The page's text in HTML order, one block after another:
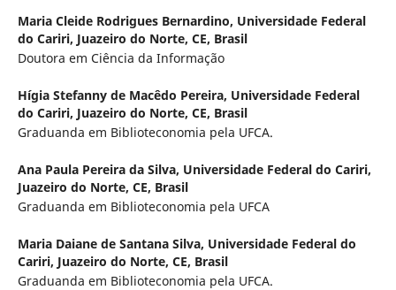
Maria Cleide Rodrigues Bernardino, Universidade Federal
do Cariri, Juazeiro do Norte, CE, Brasil
Doutora em Ciência da Informação
Hígia Stefanny de Macêdo Pereira, Universidade Federal
do Cariri, Juazeiro do Norte, CE, Brasil
Graduanda em Biblioteconomia pela UFCA.
Ana Paula Pereira da Silva, Universidade Federal do Cariri,
Juazeiro do Norte, CE, Brasil
Graduanda em Biblioteconomia pela UFCA
Maria Daiane de Santana Silva, Universidade Federal do
Cariri, Juazeiro do Norte, CE, Brasil
Graduanda em Biblioteconomia pela UFCA.